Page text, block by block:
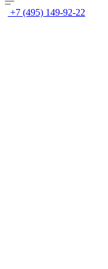
+7 (495) 149-92-22